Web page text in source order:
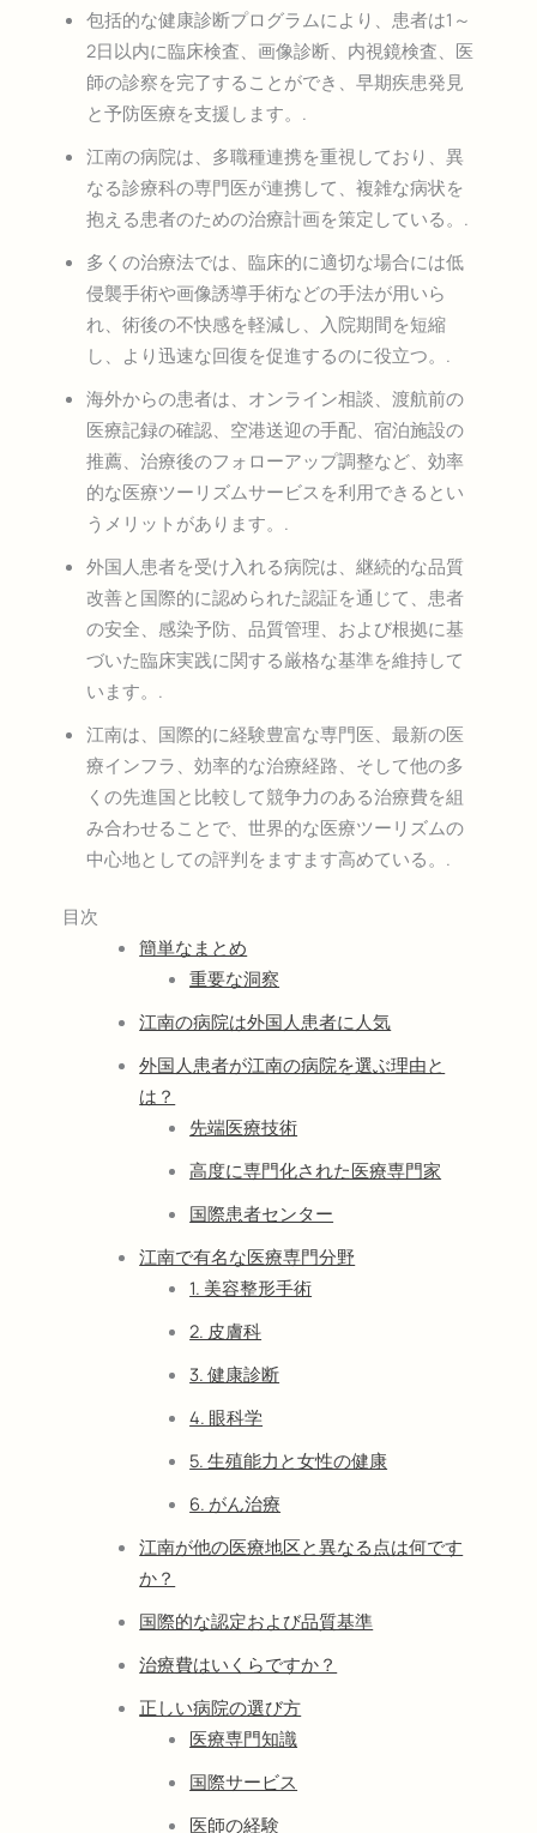
包括的な健康診断プログラムにより、患者は1～
2日以内に臨床検査、画像診断、内視鏡検査、医
師の診察を完了することができ、早期疾患発見
と予防医療を支援します。.
江南の病院は、多職種連携を重視しており、異
なる診療科の専門医が連携して、複雑な病状を
抱える患者のための治療計画を策定している。.
多くの治療法では、臨床的に適切な場合には低
侵襲手術や画像誘導手術などの手法が用いら
れ、術後の不快感を軽減し、入院期間を短縮
し、より迅速な回復を促進するのに役立つ。.
海外からの患者は、オンライン相談、渡航前の
医療記録の確認、空港送迎の手配、宿泊施設の
推薦、治療後のフォローアップ調整など、効率
的な医療ツーリズムサービスを利用できるとい
うメリットがあります。.
外国人患者を受け入れる病院は、継続的な品質
改善と国際的に認められた認証を通じて、患者
の安全、感染予防、品質管理、および根拠に基
づいた臨床実践に関する厳格な基準を維持して
います。.
江南は、国際的に経験豊富な専門医、最新の医
療インフラ、効率的な治療経路、そして他の多
くの先進国と比較して競争力のある治療費を組
み合わせることで、世界的な医療ツーリズムの
中心地としての評判をますます高めている。.
目次
簡単なまとめ
重要な洞察
江南の病院は外国人患者に人気
外国人患者が江南の病院を選ぶ理由と
は？
先端医療技術
高度に専門化された医療専門家
国際患者センター
江南で有名な医療専門分野
1. 美容整形手術
2. 皮膚科
3. 健康診断
4. 眼科学
5. 生殖能力と女性の健康
6. がん治療
江南が他の医療地区と異なる点は何です
か？
国際的な認定および品質基準
治療費はいくらですか？
正しい病院の選び方
医療専門知識
国際サービス
医師の経験